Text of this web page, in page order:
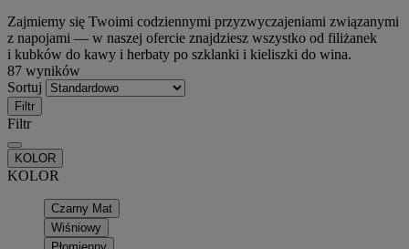
Zajmiemy się Twoimi codziennymi przyzwyczajeniami związanymi
z napojami — w naszej ofercie znajdziesz wszystko od filiżanek
i kubków do kawy i herbaty po szklanki i kieliszki do wina.
87 wyników
Sortuj
Filtr
Filtr
KOLOR
KOLOR
Czarny Mat
Wiśniowy